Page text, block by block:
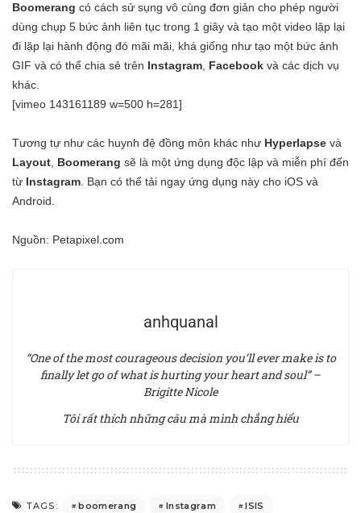
Boomerang có cách sử sụng vô cùng đơn giản cho phép người
dùng chụp 5 bức ảnh liên tục trong 1 giây và tạo một video lặp lại
đi lặp lại hành động đó mãi mãi, khá giống như tạo một bức ảnh
GIF và có thể chia sẻ trên Instagram Facebook và các dịch vụ
khác.
[vimeo 143161189 w=500 h=281]
Tương tự như các huynh đệ đồng môn khác như Hyperlapse và
Layout Boomerang sẽ là một ứng dụng độc lập và miễn phí đến
từ Instagram . Bạn có thể tải ngay ứng dụng này cho iOS và
Android.
Nguồn: Petapixel.com
anhquanal
“One of the most courageous decision you’ll ever make is to
finally let go of what is hurting your heart and soul” –
Brigitte Nicole
Tôi rất thích những câu mà mình chẳng hiểu
TAGS: boomerang Instagram
ISIS